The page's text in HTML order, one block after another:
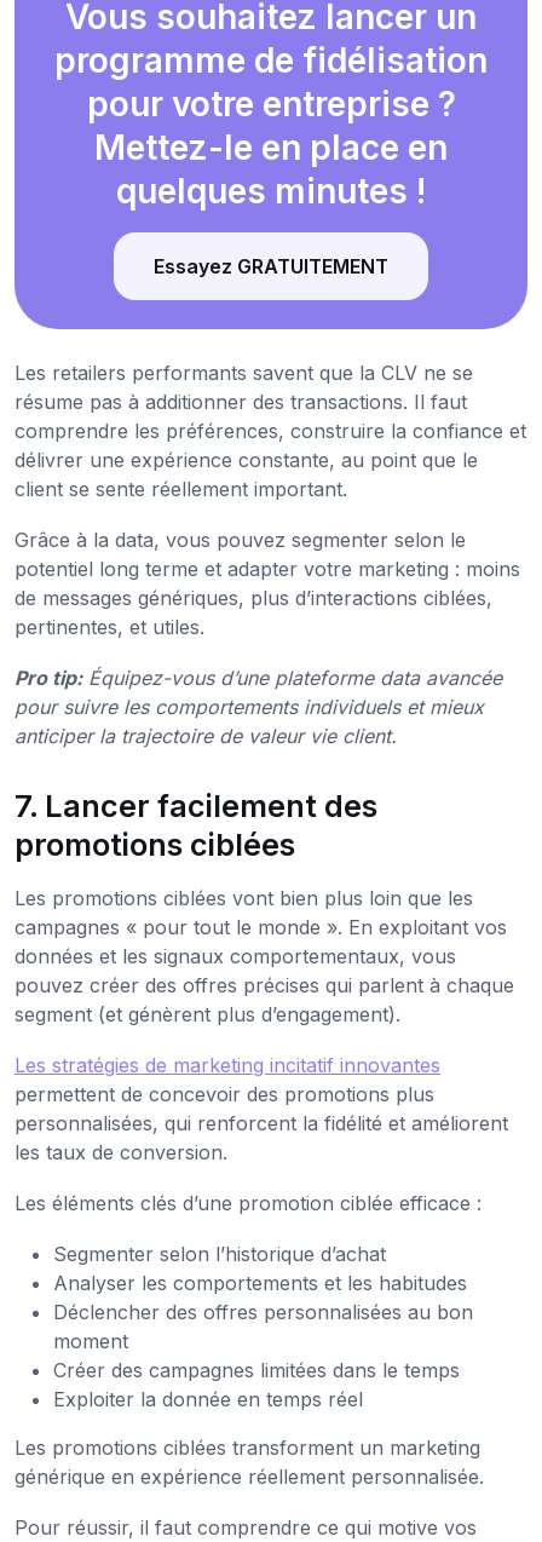
Vous souhaitez lancer un
programme de fidélisation
pour votre entreprise ?
Mettez-le en place en
quelques minutes !
Essayez GRATUITEMENT
Les retailers performants savent que la CLV ne se
résume pas à additionner des transactions. Il faut
comprendre les préférences, construire la confiance et
délivrer une expérience constante, au point que le
client se sente réellement important.
Grâce à la data, vous pouvez segmenter selon le
potentiel long terme et adapter votre marketing : moins
de messages génériques, plus d’interactions ciblées,
pertinentes, et utiles.
Pro tip: Équipez-vous d’une plateforme data avancée
pour suivre les comportements individuels et mieux
anticiper la trajectoire de valeur vie client.
7. Lancer facilement des
promotions ciblées
Les promotions ciblées vont bien plus loin que les
campagnes « pour tout le monde ». En exploitant vos
données et les signaux comportementaux, vous
pouvez créer des offres précises qui parlent à chaque
segment (et génèrent plus d’engagement).
Les stratégies de marketing incitatif innovantes
permettent de concevoir des promotions plus
personnalisées, qui renforcent la fidélité et améliorent
les taux de conversion.
Les éléments clés d’une promotion ciblée efficace :
Segmenter selon l’historique d’achat
Analyser les comportements et les habitudes
Déclencher des offres personnalisées au bon
moment
Créer des campagnes limitées dans le temps
Exploiter la donnée en temps réel
Les promotions ciblées transforment un marketing
générique en expérience réellement personnalisée.
Pour réussir, il faut comprendre ce qui motive vos